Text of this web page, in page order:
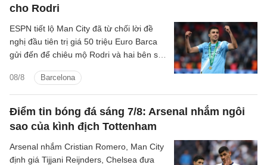
cho Rodri
08/8 Barcelona
ESPN tiết lộ Man City đã từ chối lời đề
nghị đầu tiên trị giá 50 triệu Euro Barca
gửi đến để chiêu mộ Rodri và hai bên sẽ
Điểm tin bóng đá sáng 7/8: Arsenal nhắm ngôi
sao của kình địch Tottenham
Arsenal nhắm Cristian Romero, Man City
định giá Tijjani Reijnders, Chelsea đưa